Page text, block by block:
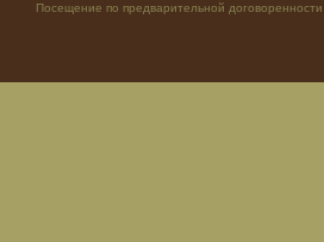
Посещение по предварительной договоренности